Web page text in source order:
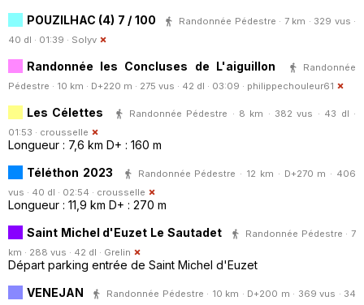
POUZILHAC (4) 7 / 100
Randonnée Pédestre · 7 km · 329 vus ·
40 dl · 01:39 · Solyv
Randonnée les Concluses de L'aiguillon
Randonnée
Pédestre · 10 km · D+220 m · 275 vus · 42 dl · 03:09 · philippechouleur61
Les Célettes
Randonnée Pédestre · 8 km · 382 vus · 43 dl ·
01:53 · crousselle
Longueur : 7,6 km D+ : 160 m
Téléthon 2023
Randonnée Pédestre · 12 km · D+270 m · 406
vus · 40 dl · 02:54 · crousselle
Longueur : 11,9 km D+ : 270 m
Saint Michel d'Euzet Le Sautadet
Randonnée Pédestre · 7
km · 288 vus · 42 dl · Grelin
Départ parking entrée de Saint Michel d'Euzet
VENEJAN
Randonnée Pédestre · 10 km · D+200 m · 369 vus · 34